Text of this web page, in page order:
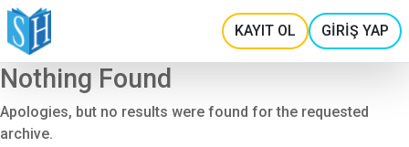
KAYIT OL GİRİŞ YAP
Nothing Found
Apologies, but no results were found for the requested
archive.